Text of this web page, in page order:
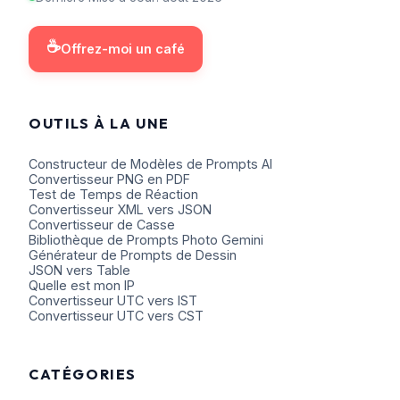
☕Offrez-moi un café
OUTILS À LA UNE
Constructeur de Modèles de Prompts AI
Convertisseur PNG en PDF
Test de Temps de Réaction
Convertisseur XML vers JSON
Convertisseur de Casse
Bibliothèque de Prompts Photo Gemini
Générateur de Prompts de Dessin
JSON vers Table
Quelle est mon IP
Convertisseur UTC vers IST
Convertisseur UTC vers CST
CATÉGORIES